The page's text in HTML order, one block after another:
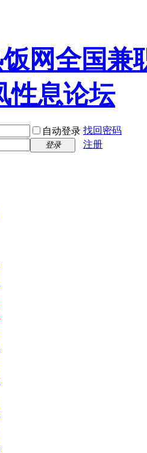
自动登录 找回密码
登录 注册